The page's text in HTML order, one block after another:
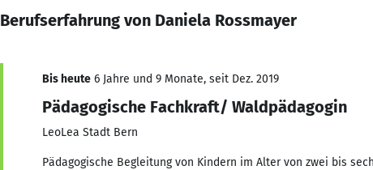
Berufserfahrung von Daniela Rossmayer
Bis heute 6 Jahre und 9 Monate, seit Dez. 2019
Pädagogische Fachkraft/ Waldpädagogin
LeoLea Stadt Bern
Pädagogische Begleitung von Kindern im Alter von zwei bis